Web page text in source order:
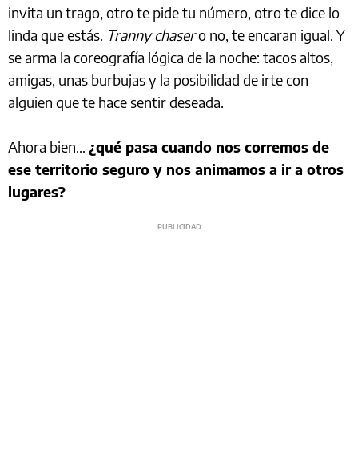
invita un trago, otro te pide tu número, otro te dice lo
linda que estás. Tranny chasero no, te encaran igual. Y
se arma la coreografía lógica de la noche: tacos altos,
amigas, unas burbujas y la posibilidad de irte con
alguien que te hace sentir deseada.
Ahora bien… ¿qué pasa cuando nos corremos de
ese territorio seguro y nos animamos a ir a otros
lugares?